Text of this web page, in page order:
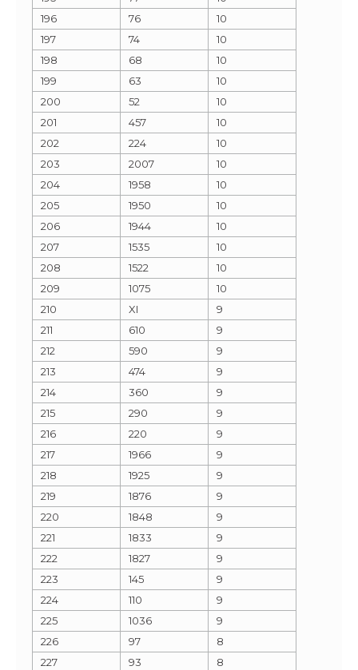
196
76
10
197
74
10
198
68
10
199
63
10
200
52
10
201
457
10
202
224
10
203
2007
10
204
1958
10
205
1950
10
206
1944
10
207
1535
10
208
1522
10
209
1075
10
210
XI
9
211
610
9
212
590
9
213
474
9
214
360
9
215
290
9
216
220
9
217
1966
9
218
1925
9
219
1876
9
220
1848
9
221
1833
9
222
1827
9
223
145
9
224
110
9
225
1036
9
226
97
8
227
93
8